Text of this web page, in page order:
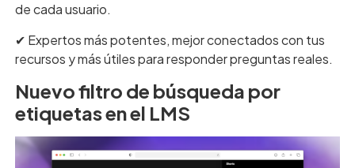
de cada usuario.
✔︎ Expertos más potentes, mejor conectados con tus
recursos y más útiles para responder preguntas reales.
Nuevo filtro de búsqueda por
etiquetas en el LMS